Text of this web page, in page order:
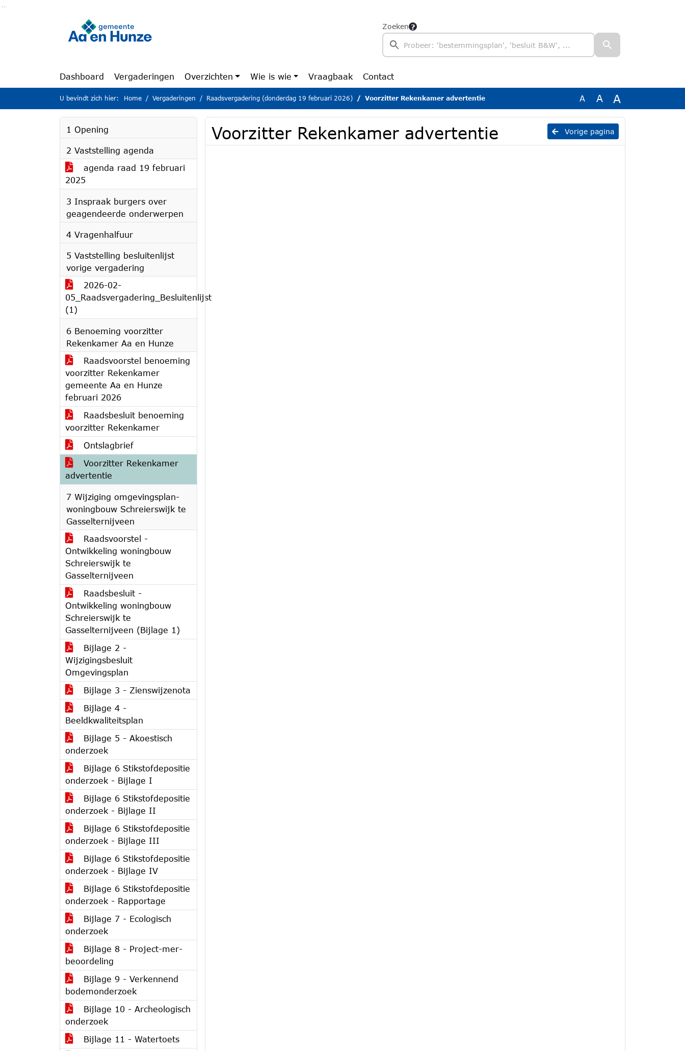
Zoeken
Dashboard Vergaderingen Overzichten Wie is wie Vraagbaak Contact
U bevindt zich hier: Home Vergaderingen Raadsvergadering (donderdag 19 februari 2026) Voorzitter Rekenkamer advertentie A A A
1 Opening
2 Vaststelling agenda
agenda raad 19 februari
2025
3 Inspraak burgers over
geagendeerde onderwerpen
4 Vragenhalfuur
5 Vaststelling besluitenlijst
vorige vergadering
2026-02-
05_Raadsvergadering_Besluitenlijst
(1)
6 Benoeming voorzitter
Rekenkamer Aa en Hunze
Raadsvoorstel benoeming
voorzitter Rekenkamer
gemeente Aa en Hunze
februari 2026
Raadsbesluit benoeming
voorzitter Rekenkamer
Ontslagbrief
Voorzitter Rekenkamer
advertentie
7 Wijziging omgevingsplan-
woningbouw Schreierswijk te
Gasselternijveen
Raadsvoorstel -
Ontwikkeling woningbouw
Schreierswijk te
Gasselternijveen
Raadsbesluit -
Ontwikkeling woningbouw
Schreierswijk te
Gasselternijveen (Bijlage 1)
Bijlage 2 -
Wijzigingsbesluit
Omgevingsplan
Bijlage 3 - Zienswijzenota
Bijlage 4 -
Beeldkwaliteitsplan
Bijlage 5 - Akoestisch
onderzoek
Bijlage 6 Stikstofdepositie
onderzoek - Bijlage I
Bijlage 6 Stikstofdepositie
onderzoek - Bijlage II
Bijlage 6 Stikstofdepositie
onderzoek - Bijlage III
Bijlage 6 Stikstofdepositie
onderzoek - Bijlage IV
Bijlage 6 Stikstofdepositie
onderzoek - Rapportage
Bijlage 7 - Ecologisch
onderzoek
Bijlage 8 - Project-mer-
beoordeling
Bijlage 9 - Verkennend
bodemonderzoek
Bijlage 10 - Archeologisch
onderzoek
Bijlage 11 - Watertoets
Vorige pagina
Voorzitter Rekenkamer advertentie